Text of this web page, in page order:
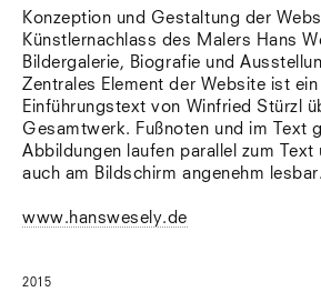
Konzeption und Gestaltung der
Künstlernachlass des Malers Hans
Bildergalerie, Biografie und
Zentrales Element der Website ist
Einführungstext von Winfried Stürzl
Gesamtwerk. Fußnoten und im Text
Abbildungen laufen parallel zum Text
auch am Bildschirm angenehm lesbar.
www.hanswesely.de
2015